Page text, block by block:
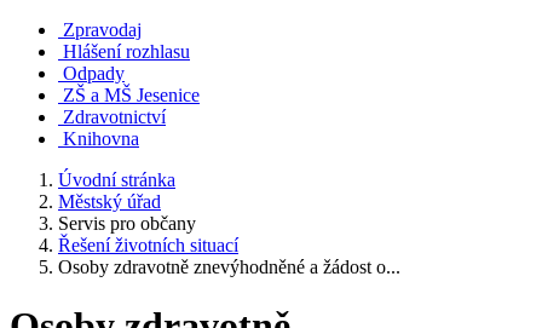
Zpravodaj
Hlášení rozhlasu
Odpady
ZŠ a MŠ Jesenice
Zdravotnictví
Knihovna
Úvodní stránka
Městský úřad
Servis pro občany
Řešení životních situací
Osoby zdravotně znevýhodněné a žádost o...